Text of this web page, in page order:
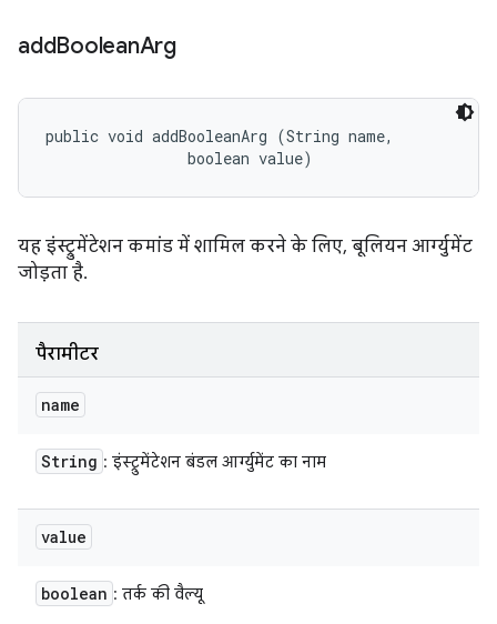
addBooleanArg
public void addBooleanArg (String name,
                boolean value)
यह इंस्ट्रुमेंटेशन कमांड में शामिल करने के लिए, बूलियन आर्ग्युमेंट
जोड़ता है.
पैरामीटर
name
String : इंस्ट्रुमेंटेशन बंडल आर्ग्युमेंट का नाम
value
boolean : तर्क की वैल्यू